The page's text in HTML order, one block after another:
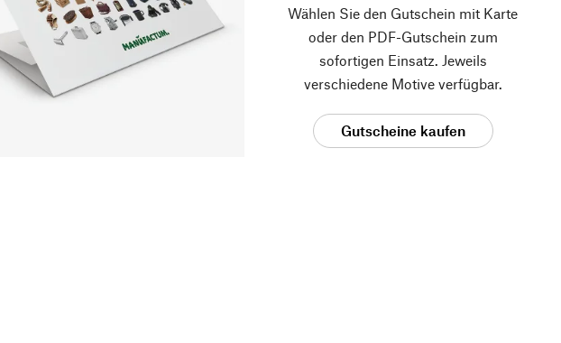
Wählen Sie den Gutschein mit Karte
oder den PDF-Gutschein zum
sofortigen Einsatz. Jeweils
verschiedene Motive verfügbar.
Gutscheine kaufen